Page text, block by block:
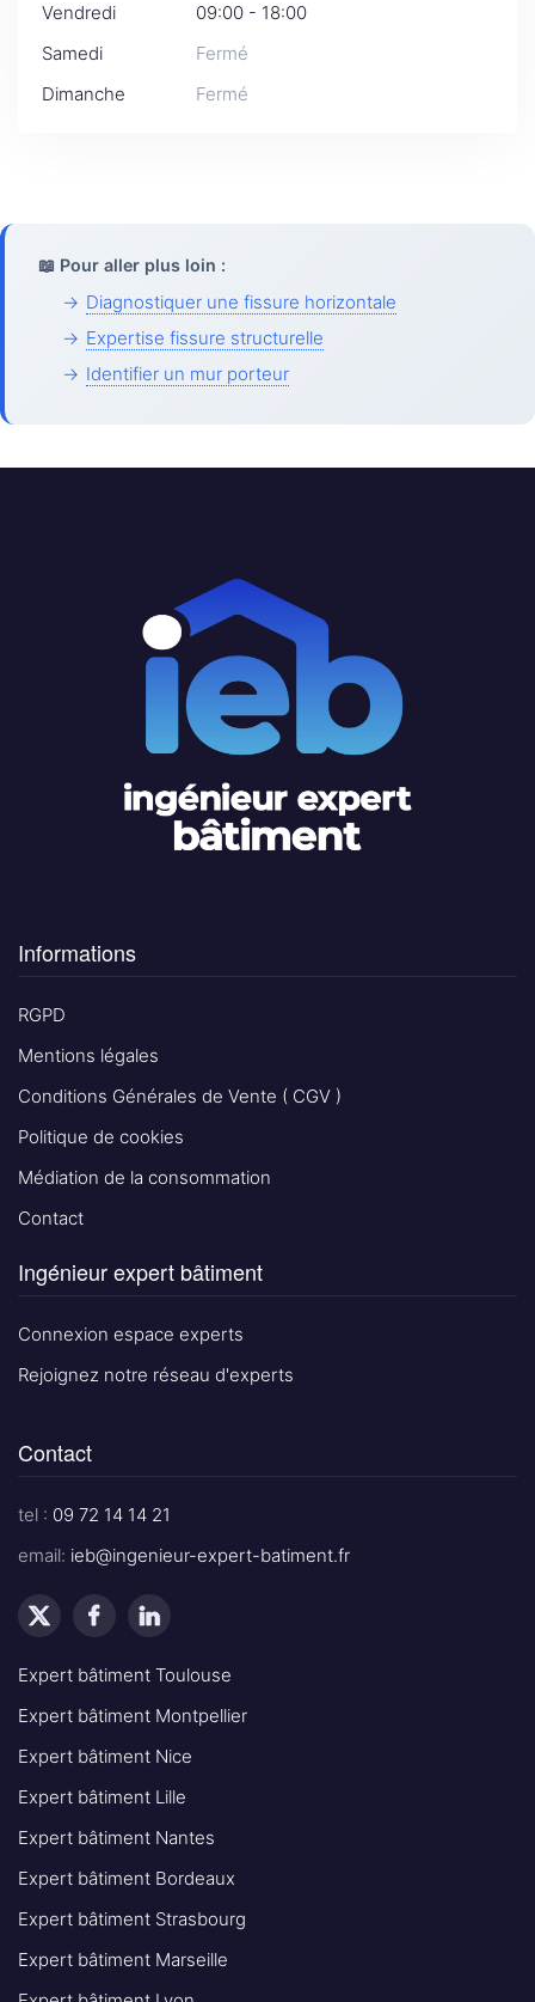
Vendredi
09:00 - 18:00
Samedi
Fermé
Dimanche
Fermé
📖 Pour aller plus loin :
→ Diagnostiquer une fissure horizontale
→ Expertise fissure structurelle
→ Identifier un mur porteur
Informations
RGPD
Mentions légales
Conditions Générales de Vente ( CGV )
Politique de cookies
Médiation de la consommation
Contact
Ingénieur expert bâtiment
Connexion espace experts
Rejoignez notre réseau d'experts
Contact
tel : 09 72 14 14 21
email: ieb@ingenieur-expert-batiment.fr
Expert bâtiment Toulouse
Expert bâtiment Montpellier
Expert bâtiment Nice
Expert bâtiment Lille
Expert bâtiment Nantes
Expert bâtiment Bordeaux
Expert bâtiment Strasbourg
Expert bâtiment Marseille